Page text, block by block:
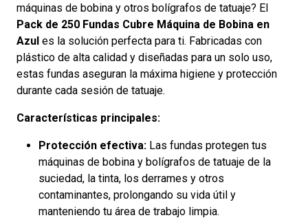
máquinas de bobina y otros bolígrafos de tatuaje? El
Pack de 250 Fundas Cubre Máquina de Bobina en
Azul es la solución perfecta para ti. Fabricadas con
plástico de alta calidad y diseñadas para un solo uso,
estas fundas aseguran la máxima higiene y protección
durante cada sesión de tatuaje.
Características principales:
Protección efectiva: Las fundas protegen tus
máquinas de bobina y bolígrafos de tatuaje de la
suciedad, la tinta, los derrames y otros
contaminantes, prolongando su vida útil y
manteniendo tu área de trabajo limpia.